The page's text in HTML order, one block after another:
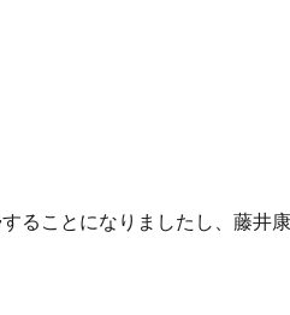
ることになりましたし、藤井康